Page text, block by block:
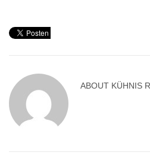
ABOUT KÜHNIS